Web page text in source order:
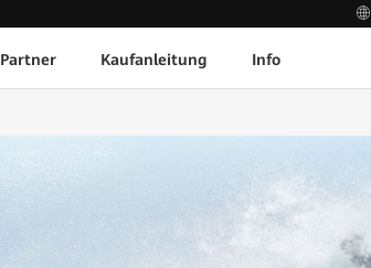
Partner Kaufanleitung Info